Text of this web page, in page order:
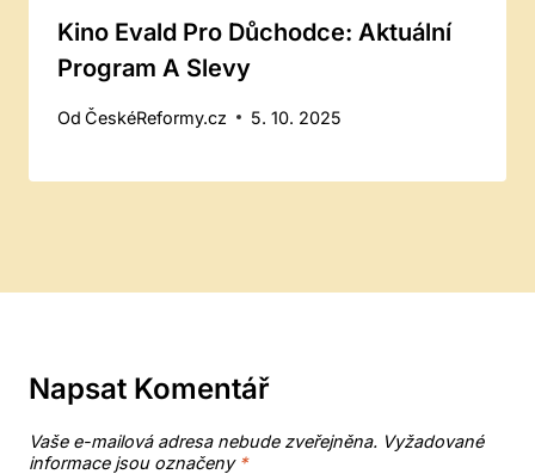
Kino Evald Pro Důchodce: Aktuální
Program A Slevy
Od ČeskéReformy.cz 5. 10. 2025
Napsat Komentář
Vaše e-mailová adresa nebude zveřejněna. Vyžadované
informace jsou označeny *